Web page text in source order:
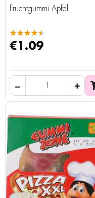
Fruchtgummi Apfel
★★★★★
€1.09